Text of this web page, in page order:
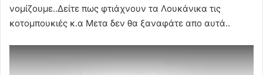
νομίζουμε..Δείτε πως φτιάχνουν τα Λουκάνικα τις
κοτομπουκιές κ.α Μετα δεν θα ξαναφάτε απο αυτά..